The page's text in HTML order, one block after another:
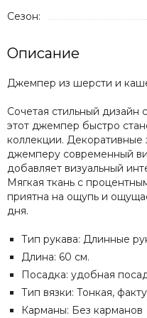
Сезон:
Описание
Джемпер из шерсти и
Сочетая стильный
этот джемпер быстро
коллекции.
джемперу современный
добавляет визуальный
Мягкая ткань с
приятна на ощупь и
дня.
Тип рукава: Длинные
Длина: 60 ​​см.
Посадка: удобная
Тип вязки: Тонкая,
Карманы: Без карманов